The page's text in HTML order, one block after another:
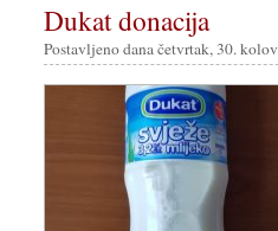
Dukat donacija
Postavljeno dana četvrtak, 30.